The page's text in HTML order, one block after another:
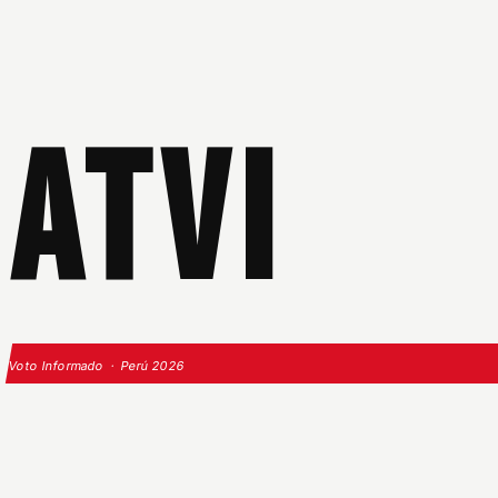
ATVI
Voto Informado · Perú 2026